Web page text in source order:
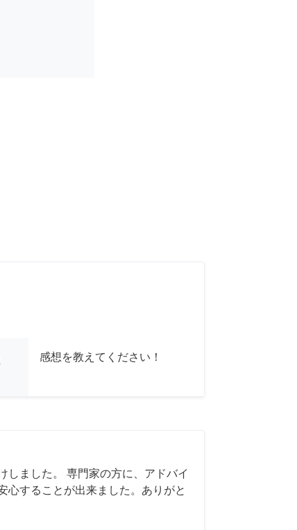
感想を教えてください！
しました。 専門家の方に、アドバイ
心することが出来ました。ありがと